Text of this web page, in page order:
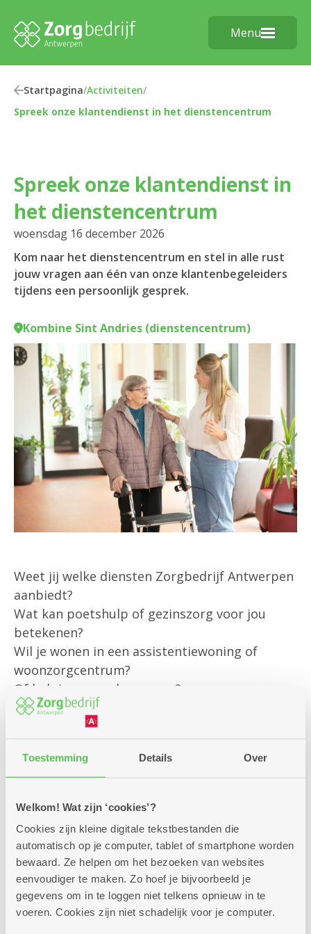
Toestemming Details Over
Welkom! Wat zijn ‘cookies’?
Cookies zijn kleine digitale tekstbestanden die
automatisch op je computer, tablet of smartphone worden
bewaard. Ze helpen om het bezoeken van websites
eenvoudiger te maken. Zo hoef je bijvoorbeeld je
gegevens om in te loggen niet telkens opnieuw in te
voeren. Cookies zijn niet schadelijk voor je computer.
Menu
Startpagina/Activiteiten/
Spreek onze klantendienst in het dienstencentrum
Spreek onze klantendienst in
het dienstencentrum
woensdag 16 december 2026
Kom naar het dienstencentrum en stel in alle rust
jouw vragen aan één van onze klantenbegeleiders
tijdens een persoonlijk gesprek.
Kombine Sint Andries (dienstencentrum)
Weet jij welke diensten Zorgbedrijf Antwerpen
aanbiedt?
Wat kan poetshulp of gezinszorg voor jou
betekenen?
Wil je wonen in een assistentiewoning of
woonzorgcentrum?
Of heb je een andere vraag?
Onze klantenbegeleider is er om jou
persoonlijk te helpen met al jouw vragen rond
bestaande diensten
en om je te informeren over alle
mogelijkheden die we aanbieden.
Kom gerust langs – we helpen je graag verder!
Zitdagen klantendienst